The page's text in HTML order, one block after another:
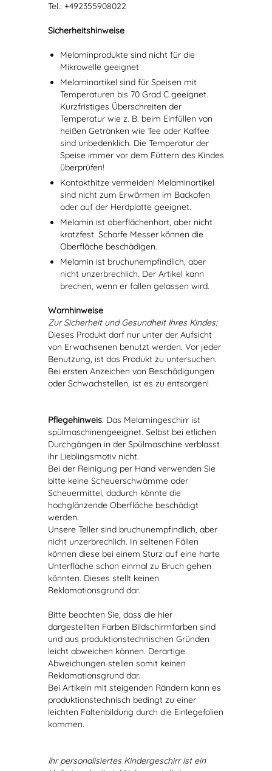
Tel.: +492355908022
Sicherheitshinweise
Melaminprodukte sind nicht für die
Mikrowelle geeignet
Melaminartikel sind für Speisen mit
Temperaturen bis 70 Grad C geeignet.
Kurzfristiges Überschreiten der
Temperatur wie z. B. beim Einfüllen von
heißen Getränken wie Tee oder Kaffee
sind unbedenklich. Die Temperatur der
Speise immer vor dem Füttern des Kindes
überprüfen!
Kontakthitze vermeiden! Melaminartikel
sind nicht zum Erwärmen im Backofen
oder auf der Herdplatte geeignet.
Melamin ist oberflächenhart, aber nicht
kratzfest. Scharfe Messer können die
Oberfläche beschädigen.
Melamin ist bruchunempfindlich, aber
nicht unzerbrechlich. Der Artikel kann
brechen, wenn er fallen gelassen wird.
Warnhinweise
Zur Sicherheit und Gesundheit Ihres Kindes:
Dieses Produkt darf nur unter der Aufsicht
von Erwachsenen benutzt werden. Vor jeder
Benutzung, ist das Produkt zu untersuchen.
Bei ersten Anzeichen von Beschädigungen
oder Schwachstellen, ist es zu entsorgen!
Pflegehinweis: Das Melamingeschirr ist
spülmaschinengeeignet. Selbst bei etlichen
Durchgängen in der Spülmaschine verblasst
ihr Lieblingsmotiv nicht.
Bei der Reinigung per Hand verwenden Sie
bitte keine Scheuerschwämme oder
Scheuermittel, dadurch könnte die
hochglänzende Oberfläche beschädigt
werden.
Unsere Teller sind bruchunempfindlich, aber
nicht unzerbrechlich. In seltenen Fällen
können diese bei einem Sturz auf eine harte
Unterfläche schon einmal zu Bruch gehen
könnten. Dieses stellt keinen
Reklamationsgrund dar.
Bitte beachten Sie, dass die hier
dargestellten Farben Bildschirmfarben sind
und aus produktionstechnischen Gründen
leicht abweichen können. Derartige
Abweichungen stellen somit keinen
Reklamationsgrund dar.
Bei Artikeln mit steigenden Rändern kann es
produktionstechnisch bedingt zu einer
leichten Faltenbildung durch die Einlegefolien
kommen.
Ihr personalisiertes Kindergeschirr ist ein